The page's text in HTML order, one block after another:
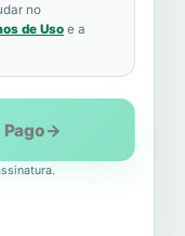
no
de Uso e a
→